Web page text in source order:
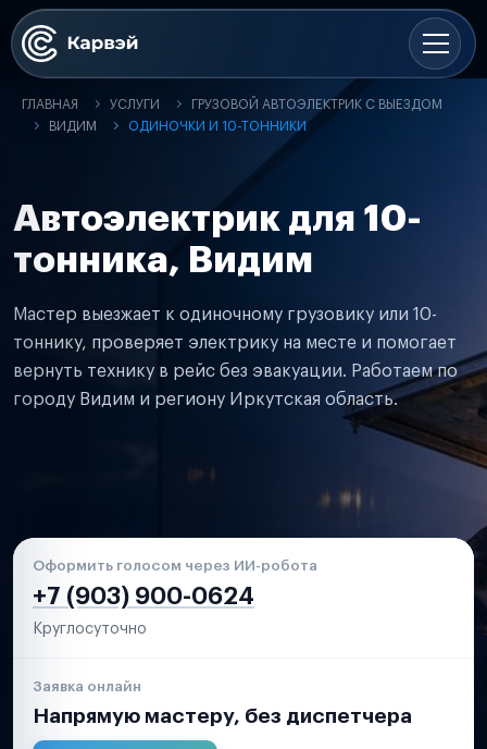
ГЛАВНАЯ УСЛУГИ
ГРУЗОВОЙ АВТОЭЛЕКТРИК С ВЫЕЗДОМ
ВИДИМ
ОДИНОЧКИ И 10-ТОННИКИ
Автоэлектрик для 10-
тонника, Видим
Мастер выезжает к одиночному грузовику или 10-
тоннику, проверяет электрику на месте и помогает
вернуть технику в рейс без эвакуации. Работаем по
городу Видим и региону Иркутская область.
Оформить голосом через ИИ-робота
+7 (903) 900-0624
Круглосуточно
Заявка онлайн
Напрямую мастеру, без диспетчера